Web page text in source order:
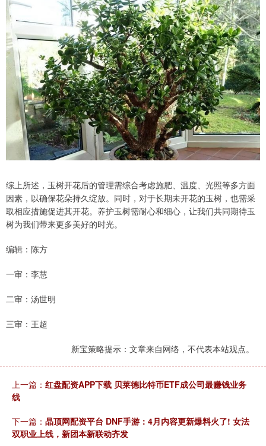
综上所述，玉树开花后的管理需综合考虑施肥、温度、光照等多方面
因素，以确保花朵持久绽放。同时，对于长期未开花的玉树，也需采
取相应措施促进其开花。养护玉树需耐心和细心，让我们共同期待玉
树为我们带来更多美好的时光。
编辑：陈方
一审：李慧
二审：汤世明
三审：王超
新宝策略提示：文章来自网络，不代表本站观点。
上一篇： 红盘配资APP下载 贝莱德比特币ETF成公司最赚钱业务
线
下一篇： 晶顶网配资平台 DNF手游：4月内容更新爆料火了! 女法
双职业上线，新团本新联动齐发